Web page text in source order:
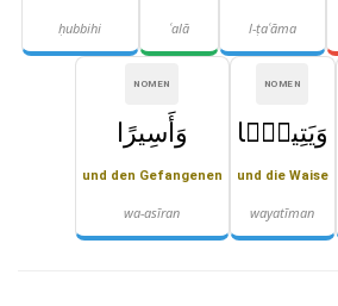
l-ṭaʿāma
ʿalā
ḥubbihi
NOMEN
وَيَتِيمًۭا
und die Waise
wayatīman
NOMEN
وَأَسِيرًا
und den Gefangenen
wa-asīran